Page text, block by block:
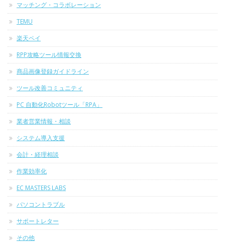
マッチング・コラボレーション
TEMU
楽天ペイ
RPP攻略ツール情報交換
商品画像登録ガイドライン
ツール改善コミュニティ
PC 自動化Robotツール「RPA」
業者営業情報・相談
システム導入支援
会計・経理相談
作業効率化
EC MASTERS LABS
パソコントラブル
サポートレター
その他